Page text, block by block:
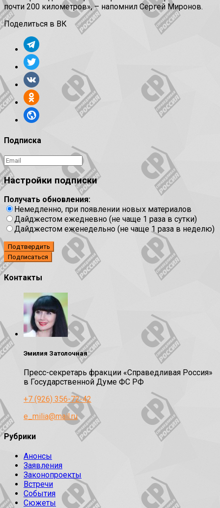
почти 200 километров», – напомнил Сергей Миронов.
Поделиться в ВК
Подписка
Настройки подписки
Получать обновления:
Немедленно, при появлении новых материалов
Дайджестом ежедневно (не чаще 1 раза в сутки)
Дайджестом еженедельно (не чаще 1 раза в неделю)
Подтвердить
Контакты
Эмилия Затолочная
Пресс-секретарь фракции «Справедливая Россия»
в Государственной Думе ФС РФ
+7 (926) 356-72-42
e_milia@mail.ru
Рубрики
Анонсы
Заявления
Законопроекты
Встречи
События
Сюжеты